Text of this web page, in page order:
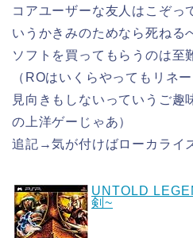
コアユーザーな友人はこぞっ
いうかきみのためなら死ねる
ソフトを買ってもらうのは至
（ROはいくらやってもリネ
見向きもしないっていうご趣
の上洋ゲーじゃあ）
追記→気が付けばローカライ
UNTOLD
剣~